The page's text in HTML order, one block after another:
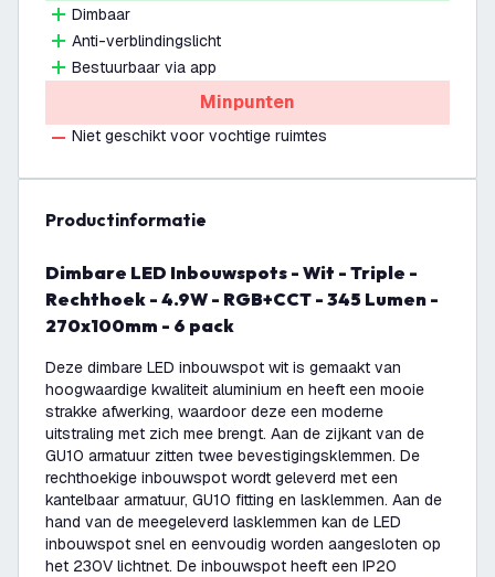
Dimbaar
Anti-verblindingslicht
Bestuurbaar via app
Minpunten
Niet geschikt voor vochtige ruimtes
productinformatie
Dimbare LED Inbouwspots - Wit - Triple -
Rechthoek - 4.9W - RGB+CCT - 345 Lumen -
270x100mm - 6 pack
Deze dimbare LED inbouwspot wit is gemaakt van
hoogwaardige kwaliteit aluminium en heeft een mooie
strakke afwerking, waardoor deze een moderne
uitstraling met zich mee brengt. Aan de zijkant van de
GU10 armatuur zitten twee bevestigingsklemmen. De
rechthoekige inbouwspot wordt geleverd met een
kantelbaar armatuur, GU10 fitting en lasklemmen. Aan de
hand van de meegeleverd lasklemmen kan de LED
inbouwspot snel en eenvoudig worden aangesloten op
het 230V lichtnet. De inbouwspot heeft een IP20